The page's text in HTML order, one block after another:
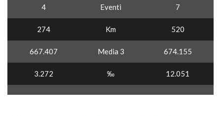
4 Eventi 7
274 Km 520
667.407 Media 3 674.155
3.272 ‰ 12.051